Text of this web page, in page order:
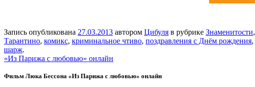
Запись опубликована 27.03.2013 автором Цибуля в рубрике Знаменитости,
Тарантино, комикс, криминальное чтиво, поздравления с Днём рождения,
шарж.
«Из Парижа с любовью» онлайн
Фильм Люка Бессона «Из Парижа с любовью» онлайн